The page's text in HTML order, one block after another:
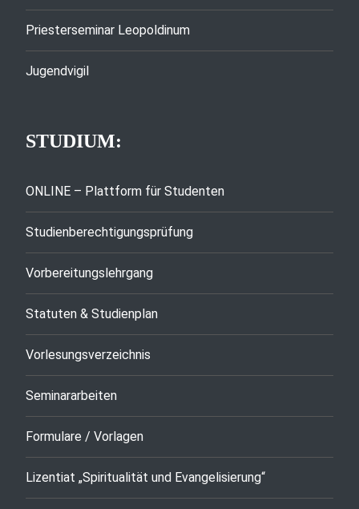
Priesterseminar Leopoldinum
Jugendvigil
STUDIUM:
ONLINE – Plattform für Studenten
Studienberechtigungsprüfung
Vorbereitungslehrgang
Statuten & Studienplan
Vorlesungsverzeichnis
Seminararbeiten
Formulare / Vorlagen
Lizentiat „Spiritualität und Evangelisierung“